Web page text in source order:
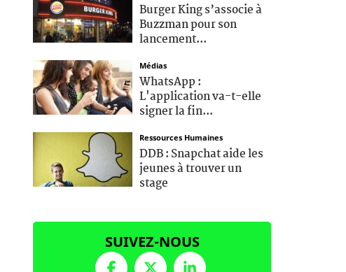
Burger King s’associe à
Buzzman pour son
lancement...
Médias
WhatsApp :
L'application va-t-elle
signer la fin...
Ressources Humaines
DDB : Snapchat aide les
jeunes à trouver un
stage
SUIVEZ-NOUS